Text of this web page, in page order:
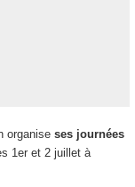
organise ses journées
1er et 2 juillet à